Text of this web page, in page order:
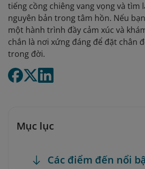
tiếng cồng chiêng vang vọng và tìm
nguyên bản trong tâm hồn. Nếu
một hành trình đầy cảm xúc và
chắn là nơi xứng đáng để đặt chân
trong đời.
Mục lục
Các điểm đến nổi